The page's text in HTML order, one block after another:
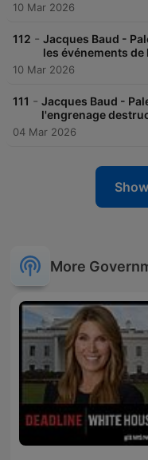
10 Mar 2026
112 - Jacques Baud -
les événements de
10 Mar 2026
111 - Jacques Baud -
l'engrenage
04 Mar 2026
More